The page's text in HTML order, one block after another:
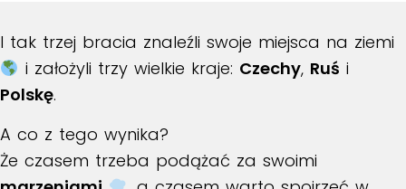
I tak trzej bracia znaleźli swoje miejsca na ziemi
i założyli trzy wielkie kraje: Czechy, Ruś i
Polskę.
A co z tego wynika?
Że czasem trzeba podążać za swoimi